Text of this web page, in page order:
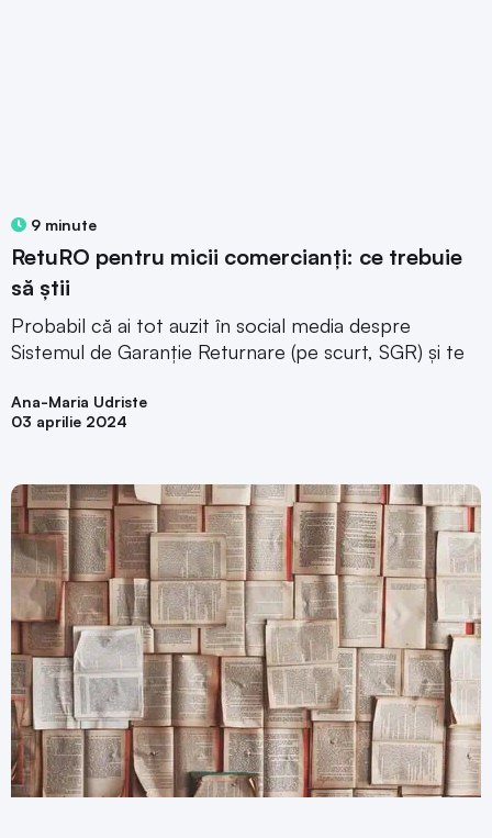
9 minute
RetuRO pentru micii comercianți: ce trebuie
să știi
Probabil că ai tot auzit în social media despre
Sistemul de Garanție Returnare (pe scurt, SGR) și te
Ana-Maria Udriste
03 aprilie 2024